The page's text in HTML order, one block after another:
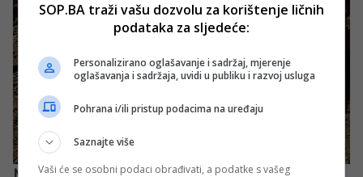
SOP.BA traži vašu dozvolu za korištenje ličnih
podataka za sljedeće:
Personalizirano oglašavanje i sadržaj, mjerenje
oglašavanja i sadržaja, uvidi u publiku i razvoj usluga
Pohrana i/ili pristup podacima na uređaju
Saznajte više
Vaši će se osobni podaci obrađivati, a podatke s vašeg